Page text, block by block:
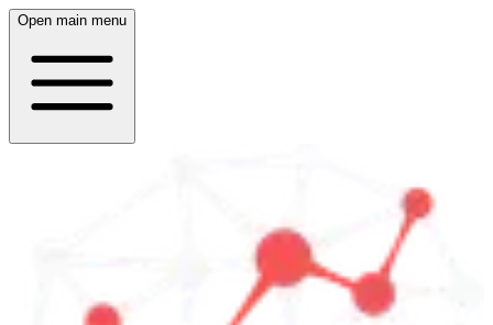
Open main menu